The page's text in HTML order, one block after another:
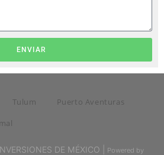
ENVIAR
Tulum
Puerto Aventuras
DE MÉXICO |
Powered by